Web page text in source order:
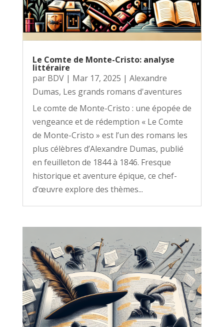
Le Comte de Monte-Cristo: analyse
littéraire
par BDV| Mar 17, 2025 | Alexandre
Dumas, Les grands romans d'aventures
Le comte de Monte-Cristo : une épopée de
vengeance et de rédemption « Le Comte
de Monte-Cristo » est l’un des romans les
plus célèbres d’Alexandre Dumas, publié
en feuilleton de 1844 à 1846. Fresque
historique et aventure épique, ce chef-
d’œuvre explore des thèmes...